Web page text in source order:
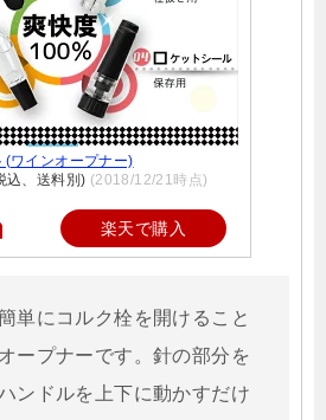
(ワインオープナー)
込、送料別) (2018/12/21時点)
楽天で購入
単にコルク栓を開けること
ープナーです。針の部分を
ンドルを上下に動かすだけ